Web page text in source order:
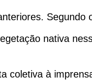
nativa
coletiva à